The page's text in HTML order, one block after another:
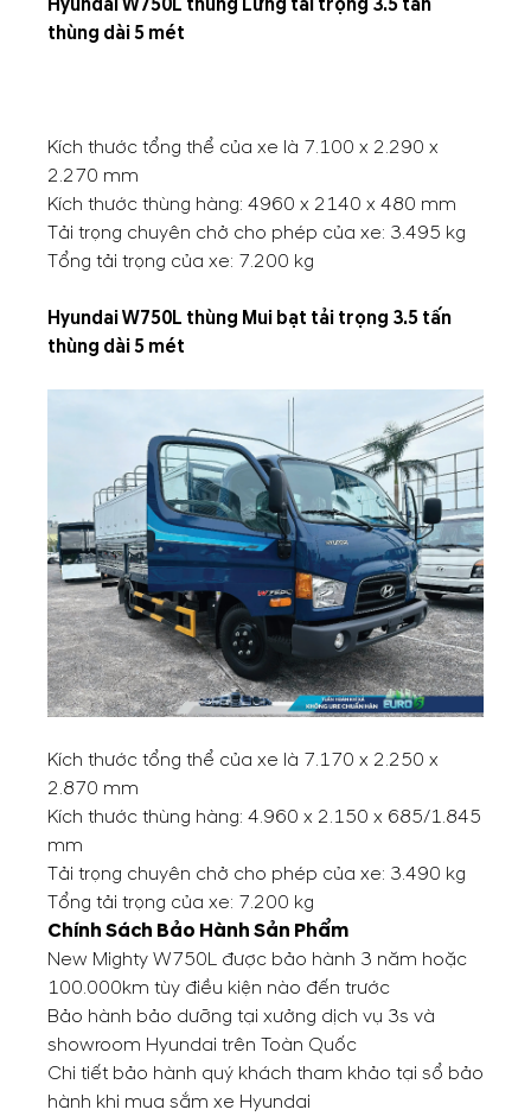
thùng dài 5 mét
Kích thước tổng thể của xe là 7.100 x 2.290 x
2.270 mm
Kích thước thùng hàng: 4960 x 2140 x 480 mm
Tải trọng chuyên chở cho phép của xe: 3.495 kg
Tổng tải trọng của xe: 7.200 kg
Hyundai W750L thùng Mui bạt tải trọng 3.5 tấn
thùng dài 5 mét
Kích thước tổng thể của xe là 7.170 x 2.250 x
2.870 mm
Kích thước thùng hàng: 4.960 x 2.150 x 685/1.845
mm
Tải trọng chuyên chở cho phép của xe: 3.490 kg
Tổng tải trọng của xe: 7.200 kg
Chính Sách Bảo Hành Sản Phẩm
New Mighty W750L được bảo hành 3 năm hoặc
100.000km tùy điều kiện nào đến trước
Bảo hành bảo dưỡng tại xưởng dịch vụ 3s và
showroom Hyundai trên Toàn Quốc
Chi tiết bảo hành quý khách tham khảo tại sổ bảo
hành khi mua sắm xe Hyundai